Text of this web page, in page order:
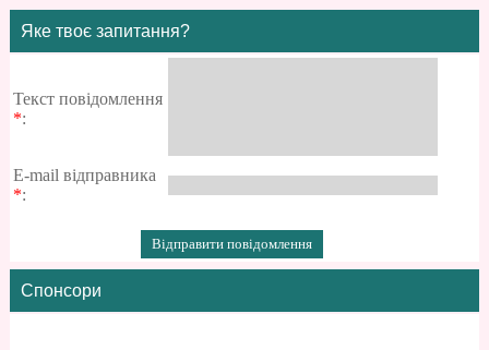
Яке твоє запитання?
Текст повідомлення
*:
E-mail відправника
*:
Спонсори